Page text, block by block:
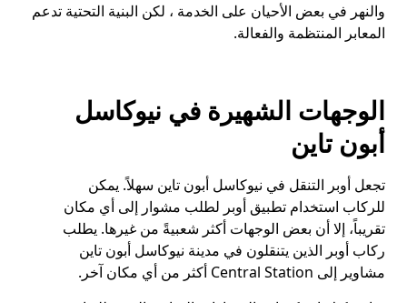
والنهر في بعض الأحيان على الخدمة ، لكن البنية التحتية تدعم
المعابر المنتظمة والفعالة.
الوجهات الشهيرة في نيوكاسل
أبون تاين
تجعل أوبر التنقل في نيوكاسل أبون تاين سهلاً. يمكن
للركاب استخدام تطبيق أوبر لطلب مشوار إلى أي مكان
تقريباً، إلا أن بعض الوجهات أكثر شعبيةً من غيرها. يطلب
ركاب أوبر الذين يتنقلون في مدينة نيوكاسل أبون تاين
مشاوير إلى Central Station أكثر من أي مكان آخر.